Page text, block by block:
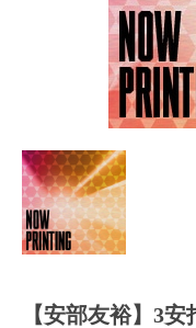
【安部友裕】3安